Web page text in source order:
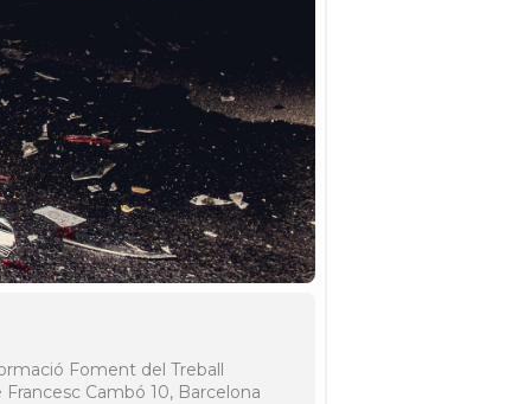
Foment del Treball
Cambó 10, Barcelona